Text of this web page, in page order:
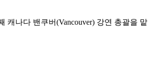
캐나다 밴쿠버(Vancouver) 강연 총괄을